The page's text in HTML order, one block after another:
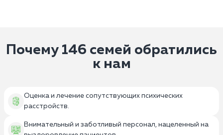
Почему 146 семей обратились
к нам
Оценка и лечение сопутствующих психических
расстройств.
Внимательный и заботливый персонал, нацеленный на